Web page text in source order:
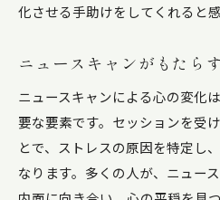
化させる手助けをしてくれると感
ニュースキャンがもたら
ニュースキャンによる心の変化
要な要素です。セッションを受
とで、ストレスの原因を特定し
なります。多くの人が、ニュー